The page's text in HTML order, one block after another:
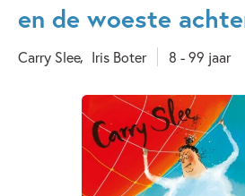
en de woeste
Carry Slee Iris Boter 8 - 99 jaar